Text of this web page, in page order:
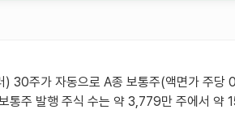
30주가 자동으로 A종 보통주(액면가 주
주 발행 주식 수는 약 3,779만 주에서 약